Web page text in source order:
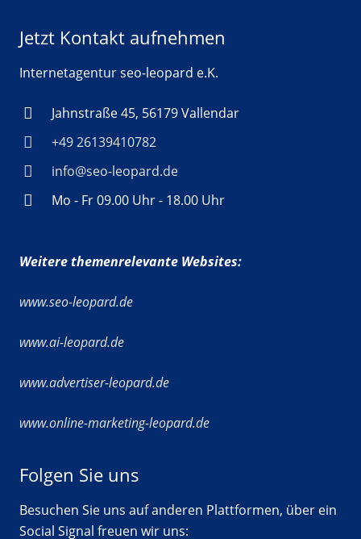
Jetzt Kontakt aufnehmen
Internetagentur seo-leopard e.K.
Jahnstraße 45, 56179 Vallendar
+49 26139410782
info@seo-leopard.de
Mo - Fr 09.00 Uhr - 18.00 Uhr
Weitere themenrelevante Websites:
www.seo-leopard.de
www.ai-leopard.de
www.advertiser-leopard.de
www.online-marketing-leopard.de
Folgen Sie uns
Besuchen Sie uns auf anderen Plattformen, über ein
Social Signal freuen wir uns: